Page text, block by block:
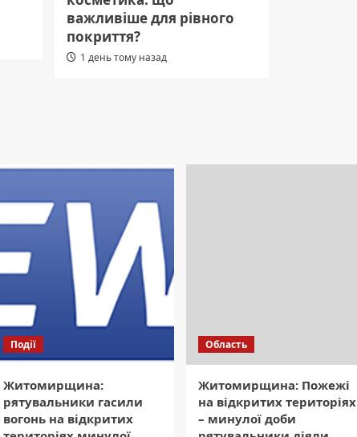
важливіше для рівного
покриття?
1 день тому назад
Події
Житомирщина:
рятувальники гасили
вогонь на відкритих
Область
Житомирщина: Пожежі
на відкритих територіях
– минулої доби